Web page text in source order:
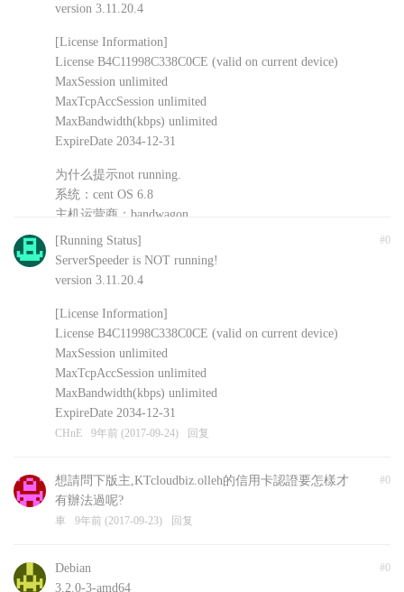
version 3.11.20.4
[License Information]
License B4C11998C338C0CE (valid on current device)
MaxSession unlimited
MaxTcpAccSession unlimited
MaxBandwidth(kbps) unlimited
ExpireDate 2034-12-31
为什么提示not running.
系统：cent OS 6.8
主机运营商：bandwagon
安装的其他软件：shadowsockR
CHnE 9年前 (2017-09-24) 回复
#0
[Running Status]
ServerSpeeder is NOT running!
version 3.11.20.4
[License Information]
License B4C11998C338C0CE (valid on current device)
MaxSession unlimited
MaxTcpAccSession unlimited
MaxBandwidth(kbps) unlimited
ExpireDate 2034-12-31
CHnE 9年前 (2017-09-24) 回复
#0
想請問下版主,KTcloudbiz.olleh的信用卡認證要怎樣才
有辦法過呢?
車 9年前 (2017-09-23) 回复
#0
Debian
3.2.0-3-amd64